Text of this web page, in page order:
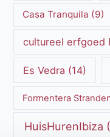
Casa Tranquila (9)
cultureel erfgoed
Es Vedra (14)
Formentera
HuisHurenIbiza